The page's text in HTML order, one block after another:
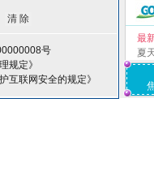
号
规定》
互联网安全的规定》
最
夏